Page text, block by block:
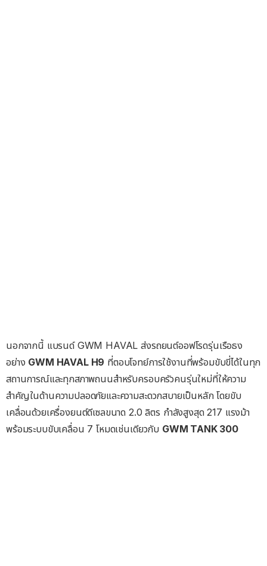
นอกจากนี้ แบรนด์ GWM HAVAL ส่งรถยนต์ออฟโรดรุ่นเรือธง
อย่าง GWM HAVAL H9 ที่ตอบโจทย์การใช้งานที่พร้อมขับขี่ได้ในทุก
สถานการณ์และทุกสภาพถนนสำหรับครอบครัวคนรุ่นใหม่ที่ให้ความ
สำคัญในด้านความปลอดภัยและความสะดวกสบายเป็นหลัก โดยขับ
เคลื่อนด้วยเครื่องยนต์ดีเซลขนาด 2.0 ลิตร กำลังสูงสุด 217 แรงม้า
พร้อมระบบขับเคลื่อน 7 โหมดเช่นเดียวกับ GWM TANK 300